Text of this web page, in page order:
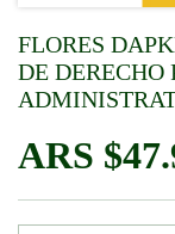
FLORES
DE DERECHO